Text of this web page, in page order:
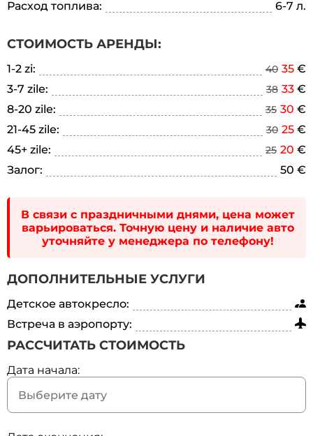
Расход топлива:
6-7 л.
СТОИМОСТЬ АРЕНДЫ:
1-2 zi: 40 35 €
3-7 zile:
38 33 €
8-20 zile:
35 30 €
21-45 zile:
30 25 €
45+ zile:
25 20 €
Залог:
50 €
В связи с праздничными днями, цена может
варьироваться. Точную цену и наличие авто
уточняйте у менеджера по телефону!
ДОПОЛНИТЕЛЬНЫЕ УСЛУГИ
Детское автокресло:
Встреча в аэропорту:
РАССЧИТАТЬ СТОИМОСТЬ
Дата начала: